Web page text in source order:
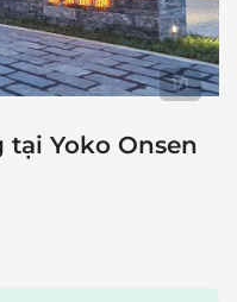
1/1
Yoko Onsen